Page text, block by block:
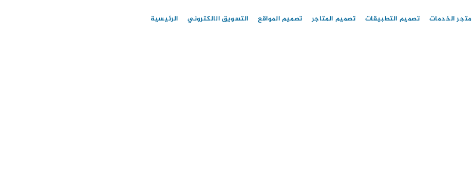
الرئيسية التسويق الالكتروني تصميم المواقع تصميم المتاجر تصميم التطبيقات متجر الخدمات